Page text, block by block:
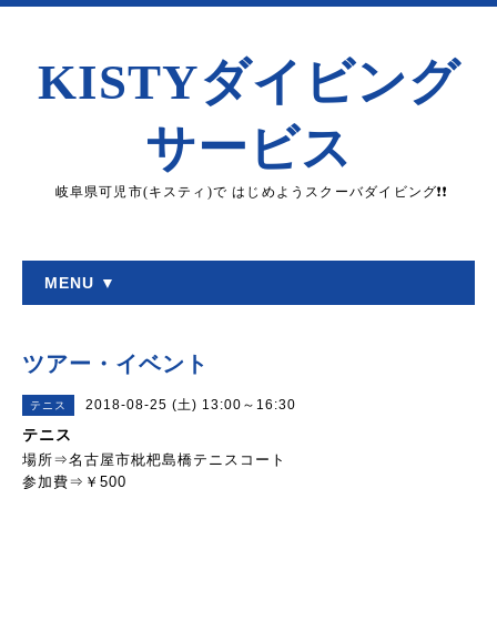
KISTYダイビング
サービス
岐阜県可児市(キスティ)で はじめようスクーバダイビング❗❗
MENU ▼
ツアー・イベント
テニス 2018-08-25 (土) 13:00～16:30
テニス
場所⇒名古屋市枇杷島橋テニスコート
参加費⇒￥500